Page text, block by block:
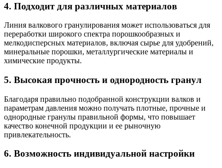
4. Подходит для различных материалов
Линия валкового гранулирования может использоваться для
переработки широкого спектра порошкообразных и
мелкодисперсных материалов, включая сырье для удобрений,
минеральные порошки, металлургические материалы и
химические продукты.
5. Высокая прочность и однородность гранул
Благодаря правильно подобранной конструкции валков и
параметрам давления можно получать плотные, прочные и
однородные гранулы правильной формы, что повышает
качество конечной продукции и ее рыночную
привлекательность.
6. Возможность индивидуальной настройки